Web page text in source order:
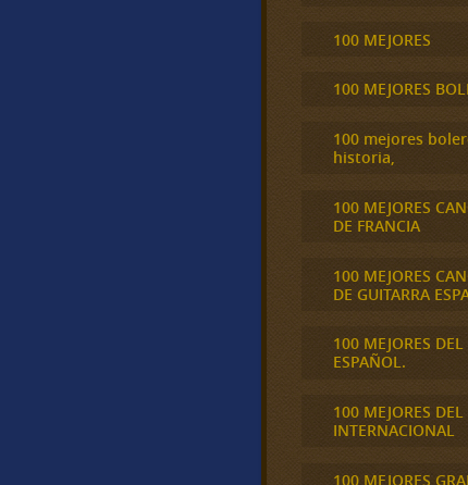
100 MEJORES
100 MEJORES
100 mejores
historia,
100 MEJORES
DE FRANCIA
100 MEJORES
DE GUITARRA
100 MEJORES DEL
ESPAÑOL.
100 MEJORES DEL
INTERNACIONAL
100 MEJORES